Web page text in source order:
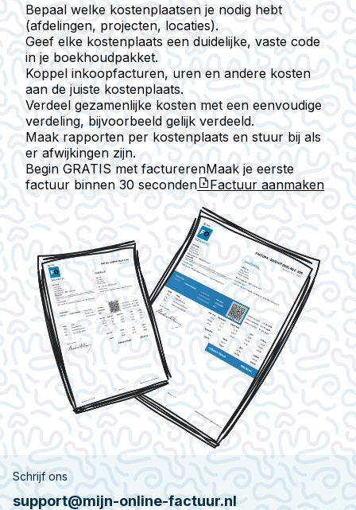
Bepaal welke kostenplaatsen je nodig hebt
(afdelingen, projecten, locaties).
Geef elke kostenplaats een duidelijke, vaste code
in je boekhoudpakket.
Koppel inkoopfacturen, uren en andere kosten
aan de juiste kostenplaats.
Verdeel gezamenlijke kosten met een eenvoudige
verdeling, bijvoorbeeld gelijk verdeeld.
Maak rapporten per kostenplaats en stuur bij als
er afwijkingen zijn.
Begin GRATIS met facturerenMaak je eerste
factuur binnen 30 seconden Factuur aanmaken
Schrijf ons
support@mijn-online-factuur.nl